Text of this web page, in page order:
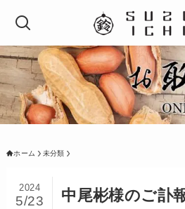
ホーム 未分類
中尾彬様のご訃
2024
5/23